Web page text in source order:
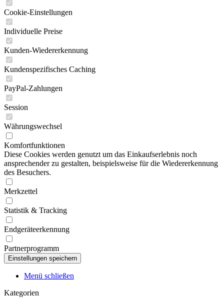
Cookie-Einstellungen
Individuelle Preise
Kunden-Wiedererkennung
Kundenspezifisches Caching
PayPal-Zahlungen
Session
Währungswechsel
Komfortfunktionen
Diese Cookies werden genutzt um das Einkaufserlebnis noch
ansprechender zu gestalten, beispielsweise für die Wiedererkennung
des Besuchers.
Merkzettel
Statistik & Tracking
Endgeräteerkennung
Partnerprogramm
Menü schließen
Kategorien